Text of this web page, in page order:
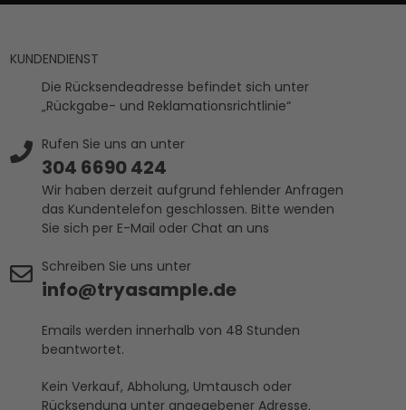
KUNDENDIENST
Die Rücksendeadresse befindet sich unter
„Rückgabe- und Reklamationsrichtlinie“
Rufen Sie uns an unter
304 6690 424
Wir haben derzeit aufgrund fehlender Anfragen
das Kundentelefon geschlossen. Bitte wenden
Sie sich per E-Mail oder Chat an uns
Schreiben Sie uns unter
info@tryasample.de
Emails werden innerhalb von 48 Stunden
beantwortet.
Kein Verkauf, Abholung, Umtausch oder
Rücksendung unter angegebener Adresse.